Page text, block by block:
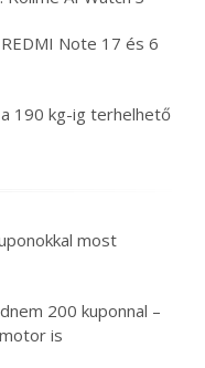
Note 17 és 6
190 kg-ig terhelhető
most
200 kuponnal –
is